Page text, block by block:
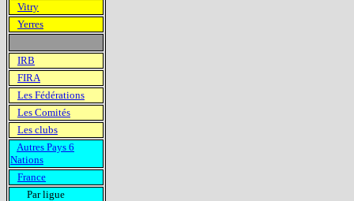
Vitry
Yerres
IRB
FIRA
Les Fédérations
Les Comités
Les clubs
Autres Pays 6
Nations
France
Par ligue